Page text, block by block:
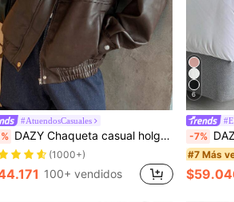
#AtuendosCasuales
DAZY Chaqueta casual holgada de mujer de cuero PU con cremallera delantera y manga larga, unicolor, para otoño, ropa escolar para mujer
(1000+)
100+ vendidos
6
-7% DAZY
#7 Más